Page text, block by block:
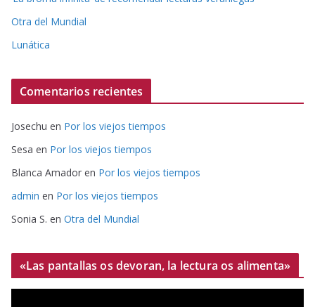
Otra del Mundial
Lunática
Comentarios recientes
Josechu en Por los viejos tiempos
Sesa en Por los viejos tiempos
Blanca Amador en Por los viejos tiempos
admin en Por los viejos tiempos
Sonia S. en Otra del Mundial
«Las pantallas os devoran, la lectura os alimenta»